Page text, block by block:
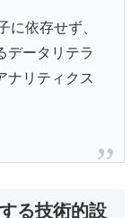
に依存せず、
データリテラ
ナリティクス
る技術的設